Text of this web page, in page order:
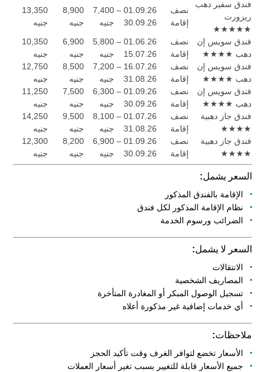
فندق سفير دهب
ريزورت
★★★★★
نصف
إقامة
01.09.26 –
30.09.26
7,400
جنيه
8,900
جنيه
13,350
جنيه
فندق سويس إن
دهب ★★★★
نصف
إقامة
01.06.26 –
15.07.26
5,800
جنيه
6,900
جنيه
10,350
جنيه
فندق سويس إن
دهب ★★★★
نصف
إقامة
16.07.26 –
31.08.26
7,200
جنيه
8,500
جنيه
12,750
جنيه
فندق سويس إن
دهب ★★★★
نصف
إقامة
01.09.26 –
30.09.26
6,300
جنيه
7,500
جنيه
11,250
جنيه
فندق جاز دهبية
★★★★
نصف
إقامة
01.07.26 –
31.08.26
8,100
جنيه
9,500
جنيه
14,250
جنيه
فندق جاز دهبية
★★★★
نصف
إقامة
01.09.26 –
30.09.26
6,900
جنيه
8,200
جنيه
12,300
جنيه
السعر يشمل:
الإقامة بالفندق المذكور
نظام الإقامة المذكور لكل فندق
الضرائب ورسوم الخدمة
السعر لا يشمل:
الانتقالات
المصاريف الشخصية
تسجيل الوصول المبكر أو المغادرة المتأخرة
أي خدمات إضافية غير مذكورة أعلاه
ملاحظات:
الأسعار تخضع لتوافر الغرف وقت تأكيد الحجز
جميع الأسعار قابلة للتغيير بسبب تغير أسعار العملات